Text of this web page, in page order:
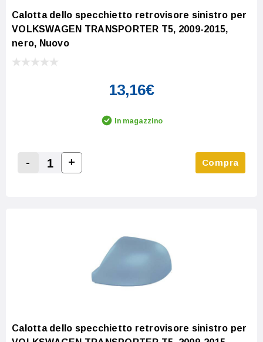
Calotta dello specchietto retrovisore sinistro per
VOLKSWAGEN TRANSPORTER T5, 2009-2015,
nero, Nuovo
13,16€
In magazzino
Decrease Quantity:
-
Increase Quantity:
+ Compra
Calotta dello specchietto retrovisore sinistro per